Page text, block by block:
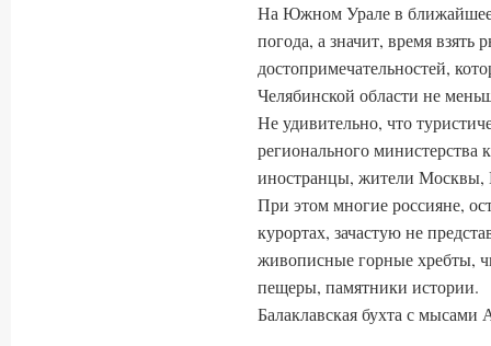
На Южном Урале в ближайшее
погода, а значит, время взять
достопримечательностей,
Челябинской области не
Не удивительно, что
регионального министерства
иностранцы, жители Москвы,
При этом многие россияне,
курортах, зачастую не
живописные горные хребты,
пещеры, памятники истории.
Балаклавская бухта с